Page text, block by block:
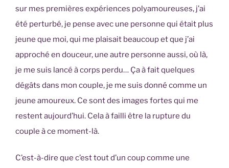
sur mes premières expériences polyamoureuses, j’ai
été perturbé, je pense avec une personne qui était plus
jeune que moi, qui me plaisait beaucoup et que j’ai
approché en douceur, une autre personne aussi, où là,
je me suis lancé à corps perdu… Ça à fait quelques
dégâts dans mon couple, je me suis donné comme un
jeune amoureux. Ce sont des images fortes qui me
restent aujourd’hui. Cela à failli être la rupture du
couple à ce moment-là.
C’est-à-dire que c’est tout d’un coup comme une